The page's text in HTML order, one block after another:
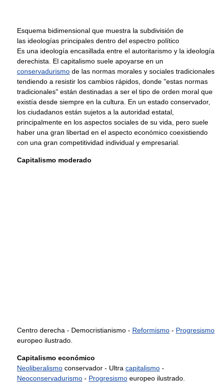
Esquema bidimensional que muestra la subdivisión de
las ideologías principales dentro del espectro político
Es una ideología encasillada entre el autoritarismo y la ideología
derechista. El capitalismo suele apoyarse en un
conservadurismo de las normas morales y sociales tradicionales
tendiendo a resistir los cambios rápidos, donde "estas normas
tradicionales" están destinadas a ser el tipo de orden moral que
existía desde siempre en la cultura. En un estado conservador,
los ciudadanos están sujetos a la autoridad estatal,
principalmente en los aspectos sociales de su vida, pero suele
haber una gran libertad en el aspecto económico coexistiendo
con una gran competitividad individual y empresarial.
Capitalismo moderado
Centro derecha - Democristianismo - Reformismo - Progresismo
europeo ilustrado.
Capitalismo económico
Neoliberalismo conservador - Ultra capitalismo -
Neoconservadurismo - Progresismo europeo ilustrado.